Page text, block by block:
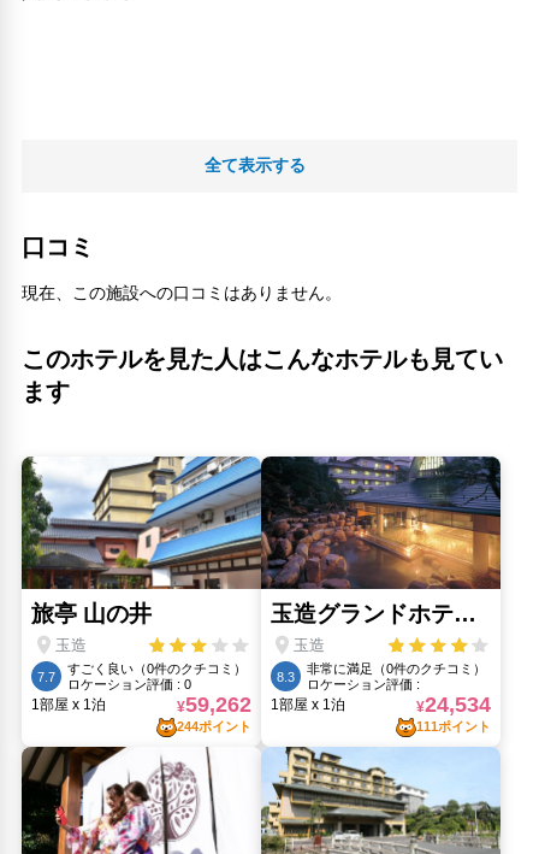
全て表示する
口コミ
現在、この施設への口コミはありません。
このホテルを見た人はこんなホテルも見てい
ます